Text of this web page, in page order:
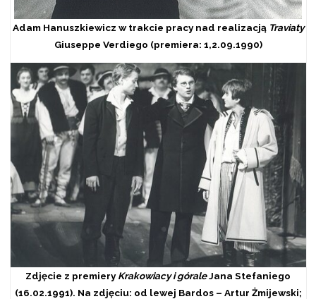
Adam Hanuszkiewicz w trakcie pracy nad realizacjąTraviaty
Giuseppe Verdiego (premiera: 1,2.09.1990)
Zdjęcie z premieryKrakowiacy i góraleJana Stefaniego
(16.02.1991). Na zdjęciu: od lewej Bardos – Artur Żmijewski;